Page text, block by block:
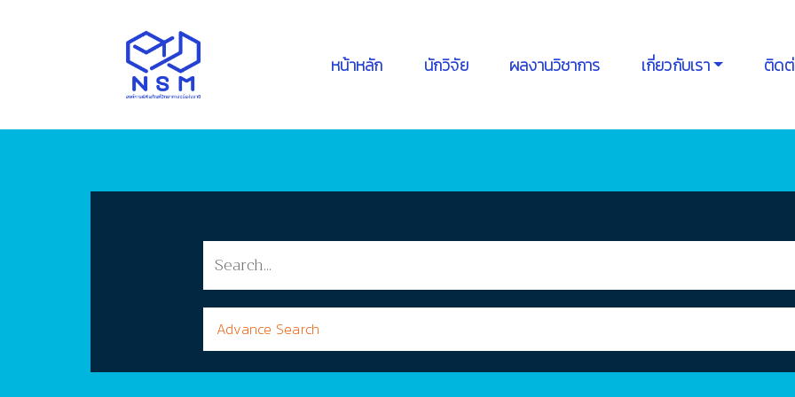
หน้าหลัก นักวิจัย ผลงานวิชาการ เกี่ยวกับเรา ติดต่
Advance Search